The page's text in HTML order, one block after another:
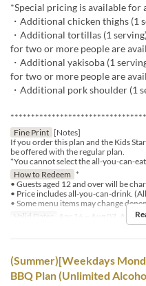
*Special pricing is available
・Additional chicken thighs (1
・Additional tortillas (1
for two or more people are
・Additional yakisoba (1
for two or more people are
・Additional pork shoulder (1
Fine Print [Notes]
If you order this plan and the Kids
be offered with the regular plan.
*You cannot select the all-you-can-
How to Redeem *
• Guests aged 12 and over will be
• Price includes all-you-can-drink.
• Some menu items may change
Valid Dates
Apr 16 ~ Aug 07, Aug
(Summer)[Weekdays
BBQ Plan (Unlimited